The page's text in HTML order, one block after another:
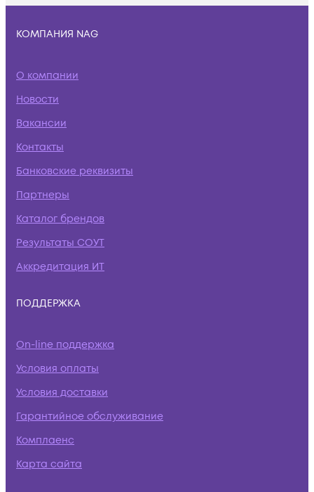
КОМПАНИЯ NAG
О компании
Новости
Вакансии
Контакты
Банковские реквизиты
Партнеры
Каталог брендов
Результаты СОУТ
Аккредитация ИТ
ПОДДЕРЖКА
On-line поддержка
Условия оплаты
Условия доставки
Гарантийное обслуживание
Комплаенс
Карта сайта